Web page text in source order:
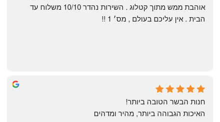
Annael Annael
8 months ago
הבית . אין עליכם בעולם , מס׳ 1 !!
חנות הבשר הטובה ביותר!
האיכות הגבוהה ביותר, מהיר ומדהים